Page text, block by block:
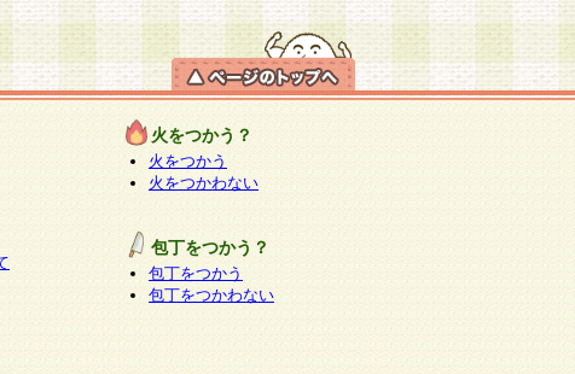
火をつかう？
火をつかう
火をつかわない
包丁をつかう？
包丁をつかう
包丁をつかわない